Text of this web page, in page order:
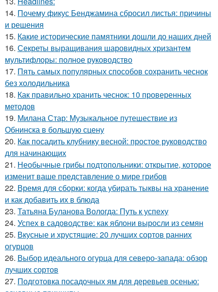
14. Почему фикус Бенджамина сбросил листья: причины
и решения
15. Какие исторические памятники дошли до наших дней
16. Секреты выращивания шаровидных хризантем
мультифлоры: полное руководство
17. Пять самых популярных способов сохранить чеснок
без холодильника
18. Как правильно хранить чеснок: 10 проверенных
методов
19. Милана Стар: Музыкальное путешествие из
Обнинска в большую сцену
20. Как посадить клубнику весной: простое руководство
для начинающих
21. Необычные грибы подтопольники: открытие, которое
изменит ваше представление о мире грибов
22. Время для сборки: когда убирать тыквы на хранение
и как добавить их в блюда
23. Татьяна Буланова Вологда: Путь к успеху
24. Успех в садоводстве: как яблони выросли из семян
25. Вкусные и хрустящие: 20 лучших сортов ранних
огурцов
26. Выбор идеального огурца для северо-запада: обзор
лучших сортов
27. Подготовка посадочных ям для деревьев осенью: